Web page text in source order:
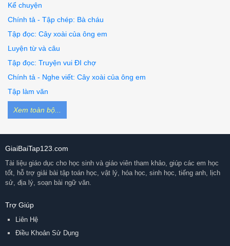
Kể chuyện
Chính tả - Tập chép: Bà cháu
Tập đọc: Cây xoài của ông em
Luyện từ và câu
Tập đọc: Truyện vui ĐI chợ
Chính tả - Nghe viết: Cây xoài của ông em
Tập làm văn
Xem toàn bộ...
GiaiBaiTap123.com
Tài liệu giáo dục cho học sinh và giáo viên tham khảo, giúp các em học
tốt, hỗ trợ giải bài tập toán học, vật lý, hóa học, sinh học, tiếng anh, lịch
sử, địa lý, soạn bài ngữ văn.
Trợ Giúp
Liên Hệ
Điều Khoản Sử Dụng